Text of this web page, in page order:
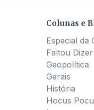
Colunas e
Especial da
Faltou Dizer
Geopolítica
Gerais
História
Hocus